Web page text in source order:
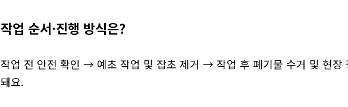
작업 순서·진행 방식은?
작업 전 안전 확인 → 예초 작업 및 잡초 제거 → 작업 후 폐기물 수거 및 현장
돼요.